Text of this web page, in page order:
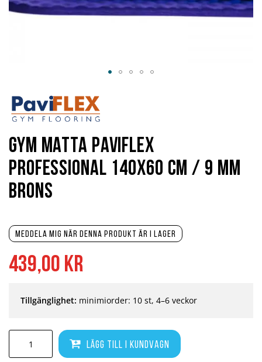
439,00 kr
Meddela mig när denna produkt är i lager
Lägg till i kundvagn
Tillgänglighet: minimiorder: 10 st, 4–6 veckor
Gym matta PaviFlex
Professional 140x60 cm / 9 mm
brons
till
början
av
bildgalleriet